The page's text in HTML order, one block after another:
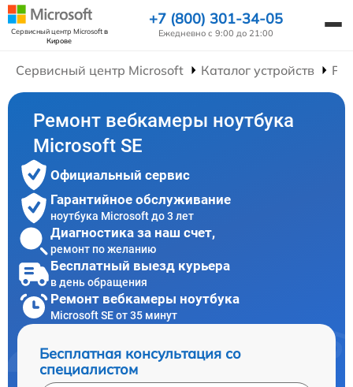
Сервисный центр Microsoftв
Кирове
+7 (800) 301-34-05
Ежедневно с 9:00 до 21:00
Сервисный центр Microsoft Каталог устройств
Ремонт вебкамеры ноутбука
Microsoft SE
Официальный сервис
Гарантийное обслуживание
ноутбука Microsoft до 3 лет
Диагностика за наш счет,
ремонт по желанию
Бесплатный выезд курьера
в день обращения
Ремонт вебкамеры ноутбука
Microsoft SE от 35 минут
Бесплатная консультация со
специалистом